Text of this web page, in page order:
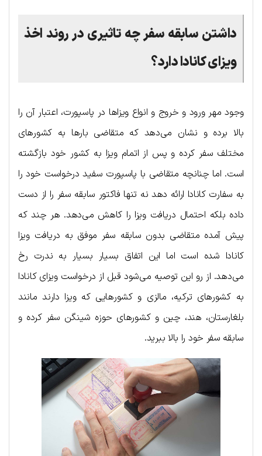
داشتن سابقه سفر چه تاثیری در روند اخذ
ویزای کانادا دارد؟
وجود مهر ورود و خروج و انواع ویزاها در پاسپورت، اعتبار آن را
بالا برده و نشان می‌دهد که متقاضی بارها به کشورهای
مختلف سفر کرده و پس از اتمام ویزا به کشور خود بازگشته
است. اما چنانچه متقاضی با پاسپورت سفید درخواست خود را
به سفارت کانادا ارائه دهد نه تنها فاکتور سابقه سفر را از دست
داده بلکه احتمال دریافت ویزا را کاهش می‌دهد. هر چند که
پیش آمده متقاضی بدون سابقه سفر موفق به دریافت ویزا
کانادا شده است اما این اتفاق بسیار بسیار به ندرت رخ
می‌دهد. از رو این توصیه می‌شود قبل از درخواست ویزای کانادا
به کشورهای ترکیه، مالزی و کشورهایی که ویزا دارند مانند
بلغارستان، هند، چین و کشورهای حوزه شینگن سفر کرده و
سابقه سفر خود را بالا ببرید.